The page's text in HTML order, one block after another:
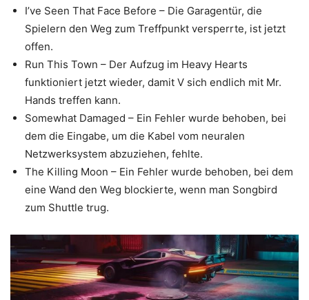
I’ve Seen That Face Before – Die Garagentür, die
Spielern den Weg zum Treffpunkt versperrte, ist jetzt
offen.
Run This Town – Der Aufzug im Heavy Hearts
funktioniert jetzt wieder, damit V sich endlich mit Mr.
Hands treffen kann.
Somewhat Damaged – Ein Fehler wurde behoben, bei
dem die Eingabe, um die Kabel vom neuralen
Netzwerksystem abzuziehen, fehlte.
The Killing Moon – Ein Fehler wurde behoben, bei dem
eine Wand den Weg blockierte, wenn man Songbird
zum Shuttle trug.